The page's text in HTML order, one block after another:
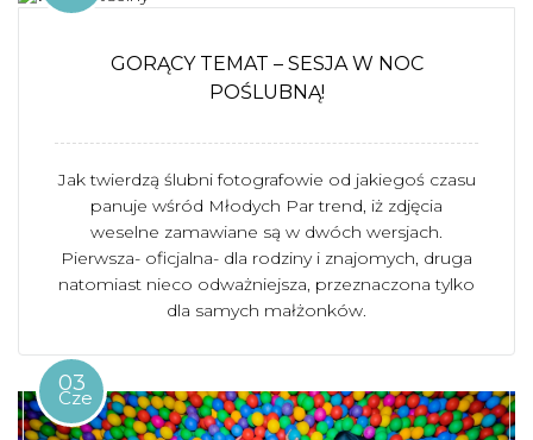
GORĄCY TEMAT – SESJA W NOC
POŚLUBNĄ!
Jak twierdzą ślubni fotografowie od jakiegoś czasu
panuje wśród Młodych Par trend, iż zdjęcia
weselne zamawiane są w dwóch wersjach.
Pierwsza- oficjalna- dla rodziny i znajomych, druga
natomiast nieco odważniejsza, przeznaczona tylko
dla samych małżonków.
03
Cze